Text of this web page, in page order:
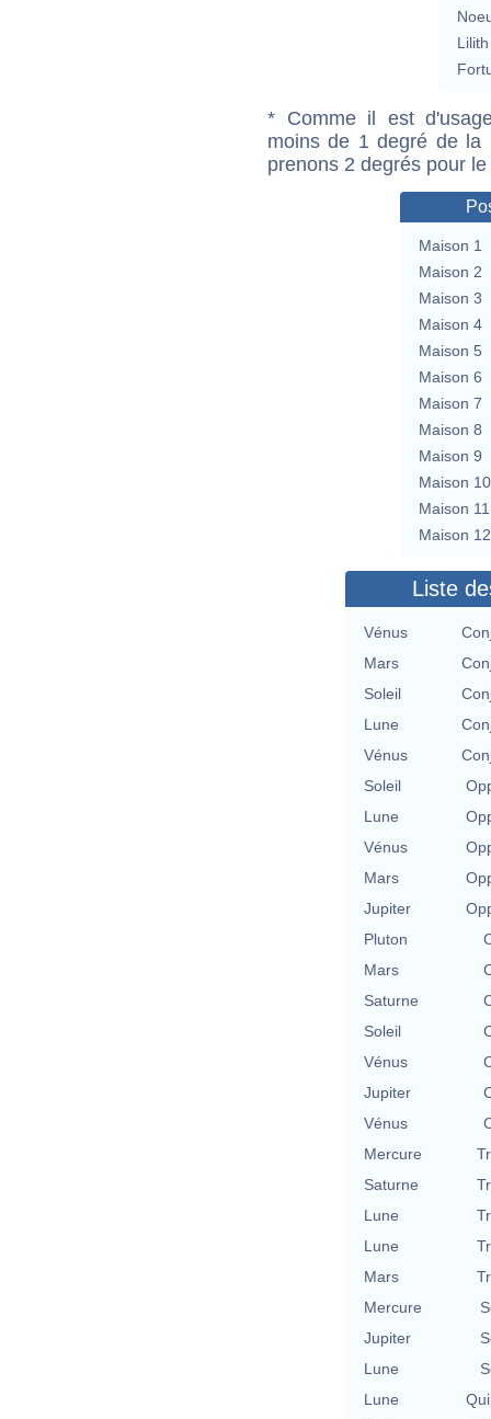
Lilith
* Comme il est
moins de 1 degré de la
prenons 2 degrés pour
Maison 1
Maison 2
Maison 3
Maison 4
Maison 5
Maison 6
Maison 7
Maison 8
Maison 9
Maison 10
Maison 11
Maison 12
Liste
Vénus
Mars
Soleil
Lune
Vénus
Soleil
Lune
Vénus
Mars
Jupiter
Pluton
Mars
Saturne
Soleil
Vénus
Jupiter
Vénus
Mercure
Saturne
Lune
Lune
Mars
Mercure
Jupiter
Lune
Lune